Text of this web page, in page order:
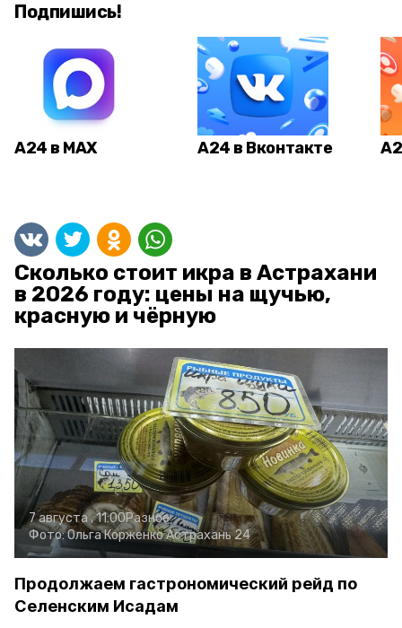
Подпишись!
А24 в MAX А24 в Вконтакте
Сколько стоит икра в Астрахани
в 2026 году: цены на щучью,
красную и чёрную
7 августа , 11:00Разное
Фото:Ольга КорженкоАстрахань 24
Продолжаем гастрономический рейд по
Селенским Исадам